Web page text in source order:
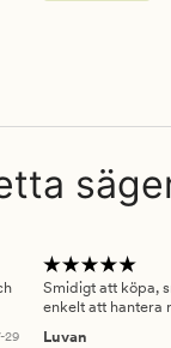
29
Smidigt att köpa,
enkelt att hantera
Luvan